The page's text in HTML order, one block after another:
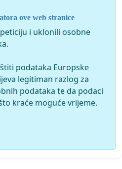
ove web stranice
i uklonili osobne
podataka Europske
legitiman razlog za
podataka te da podaci
kraće moguće vrijeme.